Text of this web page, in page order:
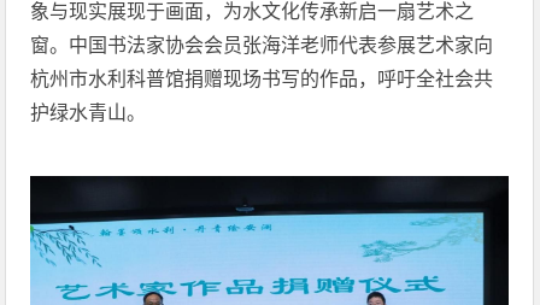
象与现实展现于画面，为水文化传承新启一扇艺术之
窗。中国书法家协会会员张海洋老师代表参展艺术家向
杭州市水利科普馆捐赠现场书写的作品，呼吁全社会共
护绿水青山。